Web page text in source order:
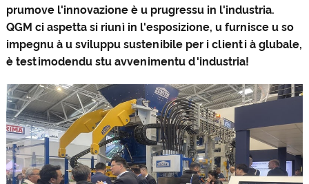
prumove l'innovazione è u prugressu in l'industria.
QGM ci aspetta si riunì in l'esposizione, u furnisce u so
impegnu à u sviluppu sustenibile per i clienti à glubale,
è testimodendu stu avvenimentu d'industria!